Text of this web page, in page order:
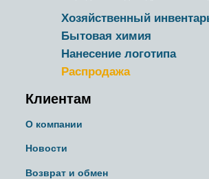
Хозяйственный
Бытовая химия
Нанесение логотипа
Распродажа
Клиентам
О компании
Новости
Возврат и обмен